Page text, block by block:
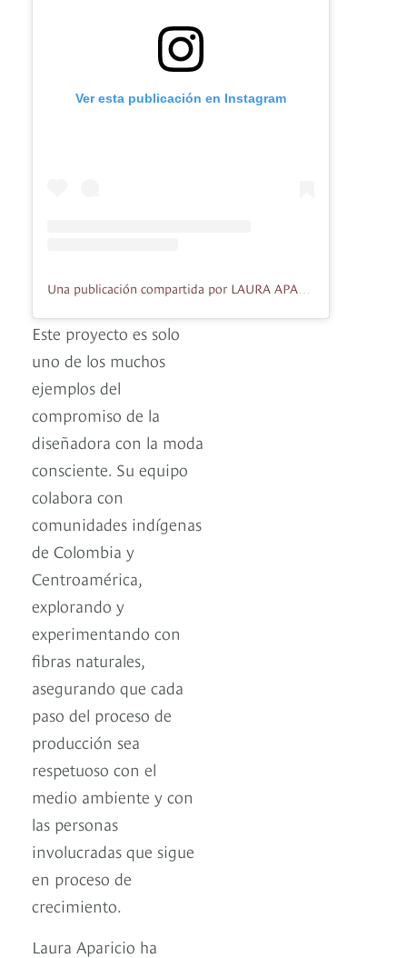
Ver esta publicación en Instagram
Este proyecto es solo
uno de los muchos
ejemplos del
compromiso de la
diseñadora con la moda
consciente. Su equipo
colabora con
comunidades indígenas
de Colombia y
Centroamérica,
explorando y
experimentando con
fibras naturales,
asegurando que cada
paso del proceso de
producción sea
respetuoso con el
medio ambiente y con
las personas
involucradas que sigue
en proceso de
crecimiento.
Laura Aparicio ha